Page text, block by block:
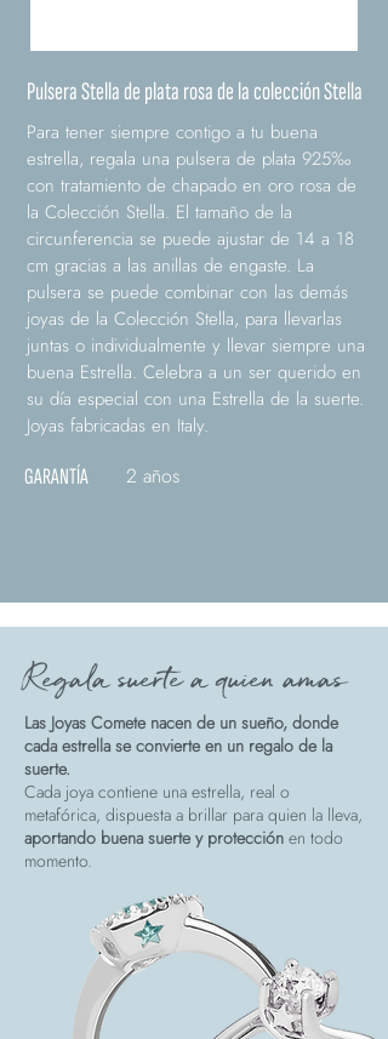
Pulsera Stella de plata rosa de la colección Stella
Para tener siempre contigo a tu buena
estrella, regala una pulsera de plata 925‰
con tratamiento de chapado en oro rosa de
la Colección Stella. El tamaño de la
circunferencia se puede ajustar de 14 a 18
cm gracias a las anillas de engaste. La
pulsera se puede combinar con las demás
joyas de la Colección Stella, para llevarlas
juntas o individualmente y llevar siempre una
buena Estrella. Celebra a un ser querido en
su día especial con una Estrella de la suerte.
Joyas fabricadas en Italy.
GARANTÍA 2 años
Regala suerte a quien amas
Las Joyas Comete nacen de un sueño, donde
cada estrella se convierte en un regalo de la
suerte.
Cada joya contiene una estrella, real o
metafórica, dispuesta a brillar para quien la lleva,
aportando buena suerte y protección en todo
momento.